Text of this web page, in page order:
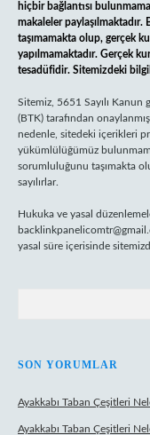
hiçbir bağlantısı
makaleler
taşımamakta olup, gerçek
yapılmamaktadır. Gerçek
tesadüfidir. Sitemizdeki
Sitemiz, 5651 Sayılı
(BTK) tarafından
nedenle, sitedeki içerikleri
yükümlülüğümüz
sorumluluğunu taşımakta
sayılırlar.
Hukuka ve yasal
yasal süre içerisinde
SON YORUMLAR
Ayakkabı Taban Çeşitleri
Ayakkabı Taban Çeşitleri